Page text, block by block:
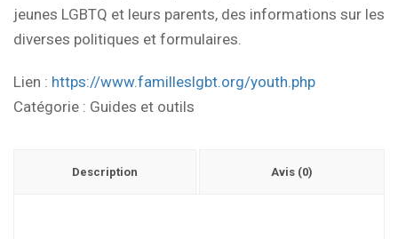
jeunes LGBTQ et leurs parents, des informations sur les
diverses politiques et formulaires.
Lien : https://www.familleslgbt.org/youth.php
Catégorie : Guides et outils
Description Avis (0)